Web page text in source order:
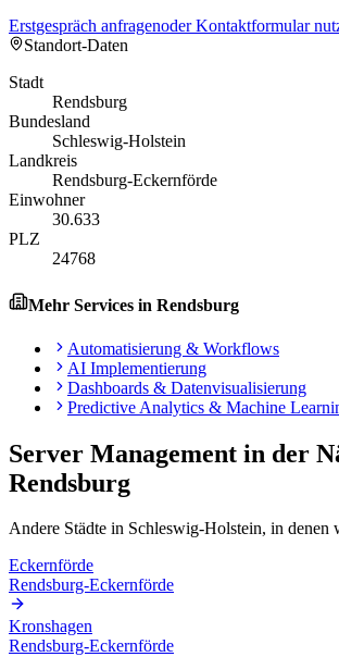
Erstgespräch anfragenoder Kontaktformular
Standort-Daten
Stadt
Rendsburg
Bundesland
Schleswig-Holstein
Landkreis
Rendsburg-Eckernförde
Einwohner
30.633
PLZ
24768
Mehr Services in Rendsburg
Automatisierung & Workflows
AI Implementierung
Dashboards & Datenvisualisierung
Predictive Analytics & Machine
Server Management in der
Rendsburg
Andere Städte in Schleswig-Holstein, in denen
Eckernförde
Rendsburg-Eckernförde
Kronshagen
Rendsburg-Eckernförde